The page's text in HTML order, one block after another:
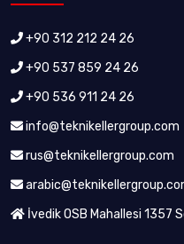
+90 312 212 24 26
+90 537 859 24 26
+90 536 911 24 26
info@teknikellergroup.com
rus@teknikellergroup.com
İvedik OSB Mahallesi 1357